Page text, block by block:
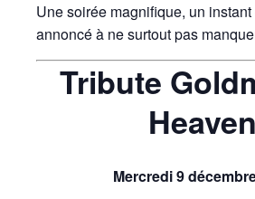
Une soirée magnifique, un
annoncé à ne surtout pas
Tribute
Heaven
Mercredi 9